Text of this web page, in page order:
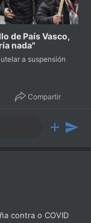
de País Vasco,
nada"
a suspensión
Compartir
contra o COVID